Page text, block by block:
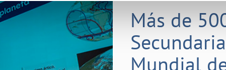
obras
VER TODAS LAS GESTIONES
e impresos
Más de
Mundial